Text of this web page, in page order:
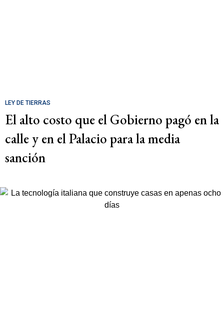
LEY DE TIERRAS
El alto costo que el Gobierno pagó en la
calle y en el Palacio para la media
sanción